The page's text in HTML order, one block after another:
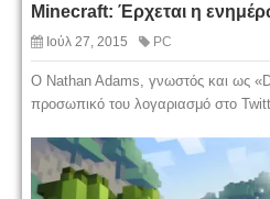
Minecraft: Έρχεται η
Ιούλ 27, 2015 PC
Ο Nathan Adams, γνωστός και ως
προσωπικό του λογαριασμό στο